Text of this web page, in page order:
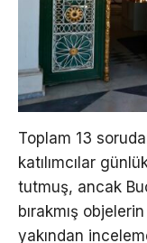
Toplam 13
katılımcılar
tutmuş, ancak
bırakmış
yakından